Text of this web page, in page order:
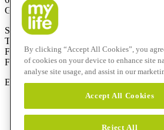
Germany
Service-Hotline: 0800 9776633
T
F
+49 69 310 197-100
Free-Fax:0800 9776634
E-Mail: info@mylife-diabetescare.de
By clicking “Accept All Cookies”, you
of cookies on your device to enhance site
analyse site usage, and assist in our
Accept All Cookies
Reject All